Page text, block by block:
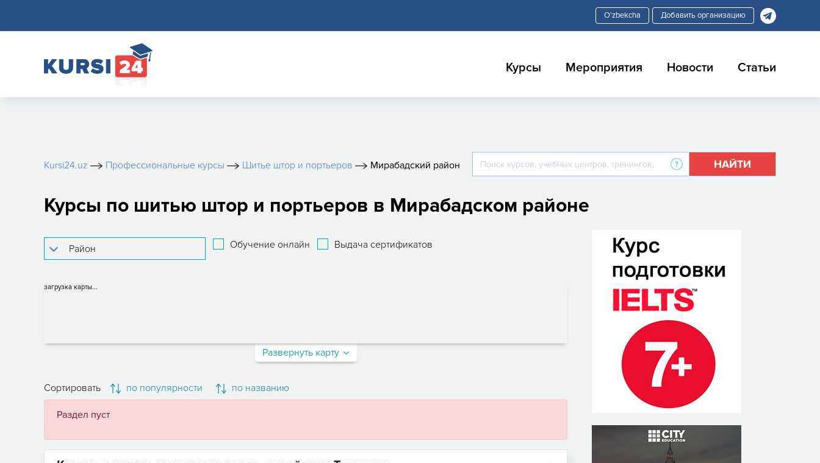
Добавить организацию
Курсы Мероприятия Новости Статьи
Kursi24.uz Профессиональные курсы Шитье штор и портьеров Мирабадский район НАЙТИ
Курсы по шитью штор и портьеров в Мирабадском районе
Обучение онлайн Выдача сертификатов
загрузка карты...
Развернуть карту
Сортировать по популярности по названию
Раздел пуст